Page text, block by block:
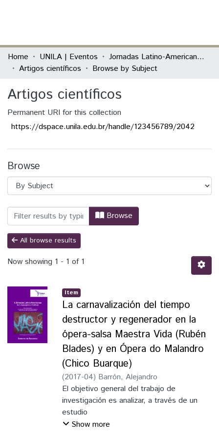
Communities & Collections
All of DSpace
Home UNILA | Eventos
Jornadas Latino-Americanos de Linguagens e Cultura
Artigos científicos
Browse by Subject
Artigos científicos
Permanent URI for this collection
https://dspace.unila.edu.br/handle/123456789/2042
Browse
Browsing Artigos científicos by Subject
Browse
All browse results
Now showing 1 - 1 of 1
Item
La carnavalización del tiempo
destructor y regenerador en la
ópera-salsa Maestra Vida (Rubén
Blades) y en Ópera do Malandro
(Chico Buarque)
(2017-04) Barrón, Alejandro
El objetivo general del trabajo de
investigación es analizar, a través de un
estudio
comparativo, la carnavalización en las obras
Show more